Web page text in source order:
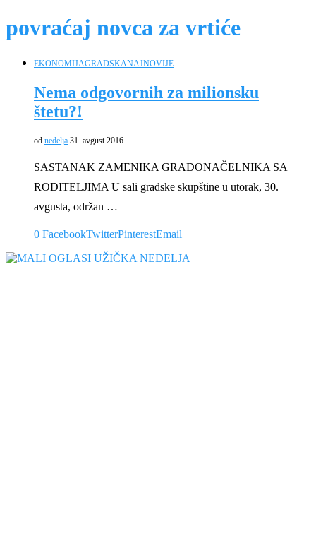
povraćaj novca za vrtiće
EKONOMIJAGRADSKANAJNOVIJE
Nema odgovornih za milionsku
štetu?!
od nedelja 31. avgust 2016.
SASTANAK ZAMENIKA GRADONAČELNIKA SA
RODITELJIMA U sali gradske skupštine u utorak, 30.
avgusta, održan …
0 FacebookTwitterPinterestEmail